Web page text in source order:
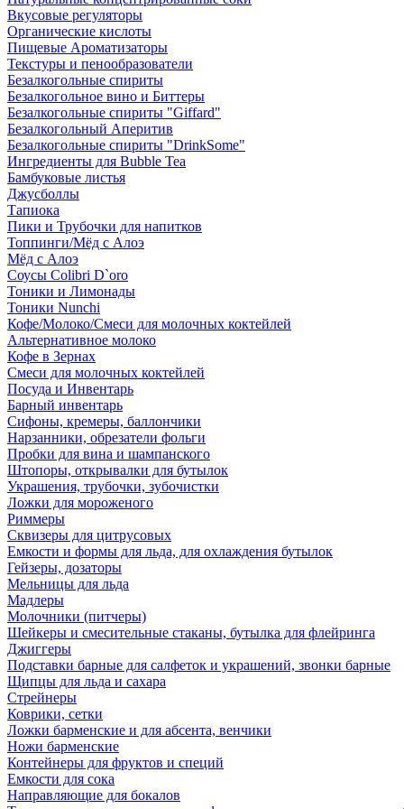
Вкусовые регуляторы
Органические кислоты
Пищевые Ароматизаторы
Текстуры и пенообразователи
Безалкогольные спириты
Безалкогольное вино и Биттеры
Безалкогольные спириты "Giffard"
Безалкогольный Аперитив
Безалкогольные спириты "DrinkSome"
Ингредиенты для Bubble Tea
Бамбуковые листья
Джусболлы
Тапиока
Пики и Трубочки для напитков
Топпинги/Мёд с Алоэ
Мёд с Алоэ
Соусы Colibri D`oro
Тоники и Лимонады
Тоники Nunchi
Кофе/Молоко/Смеси для молочных коктейлей
Альтернативное молоко
Кофе в Зернах
Смеси для молочных коктейлей
Посуда и Инвентарь
Барный инвентарь
Сифоны, кремеры, баллончики
Нарзанники, обрезатели фольги
Пробки для вина и шампанского
Штопоры, открывалки для бутылок
Украшения, трубочки, зубочистки
Ложки для мороженого
Риммеры
Сквизеры для цитрусовых
Емкости и формы для льда, для охлаждения бутылок
Гейзеры, дозаторы
Мельницы для льда
Мадлеры
Молочники (питчеры)
Шейкеры и смесительные стаканы, бутылка для флейринга
Джиггеры
Подставки барные для салфеток и украшений, звонки барные
Щипцы для льда и сахара
Стрейнеры
Коврики, сетки
Ложки барменские и для абсента, венчики
Ножи барменские
Контейнеры для фруктов и специй
Емкости для сока
Направляющие для бокалов